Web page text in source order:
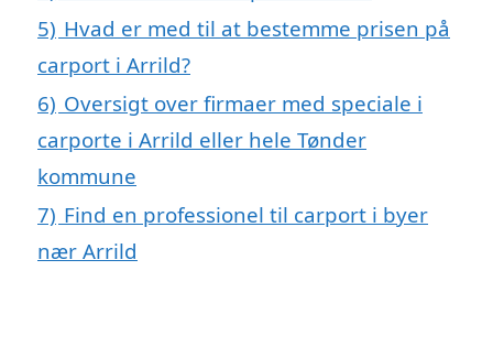
5) Hvad er med til at bestemme prisen på
carport i Arrild?
6) Oversigt over firmaer med speciale i
carporte i Arrild eller hele Tønder
kommune
7) Find en professionel til carport i byer
nær Arrild